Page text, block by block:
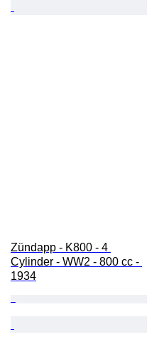
Zündapp - K800 - 4
Cylinder - WW2 - 800 cc -
1934